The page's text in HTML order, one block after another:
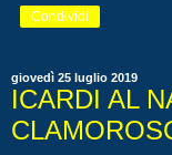
Condividi
giovedì 25 luglio 2019
ICARDI AL